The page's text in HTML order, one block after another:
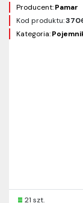
Producent:Pamar
Kod produktu:
Kategoria:
21 szt.